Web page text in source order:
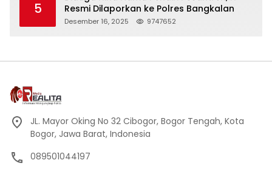
5
Resmi Dilaporkan ke Polres Bangkalan
Desember 16, 2025 9747652
JL. Mayor Oking No 32 Cibogor, Bogor Tengah, Kota
Bogor, Jawa Barat, Indonesia
089501044197